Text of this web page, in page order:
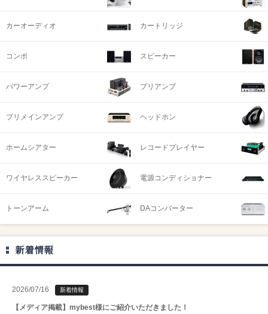
カーオーディオ カートリッジ
コンポ スピーカー
パワーアンプ プリアンプ
プリメインアンプ ヘッドホン
ホームシアター レコードプレイヤー
ワイヤレススピーカー 電源コンディショナー
トーンアーム DAコンバーター
新着情報
2026/07/16 新着情報
【メディア掲載】mybest様にご紹介いただきました！